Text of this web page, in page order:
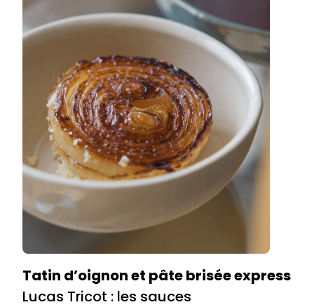
Tatin d’oignon et pâte brisée express
Lucas Tricot : les sauces